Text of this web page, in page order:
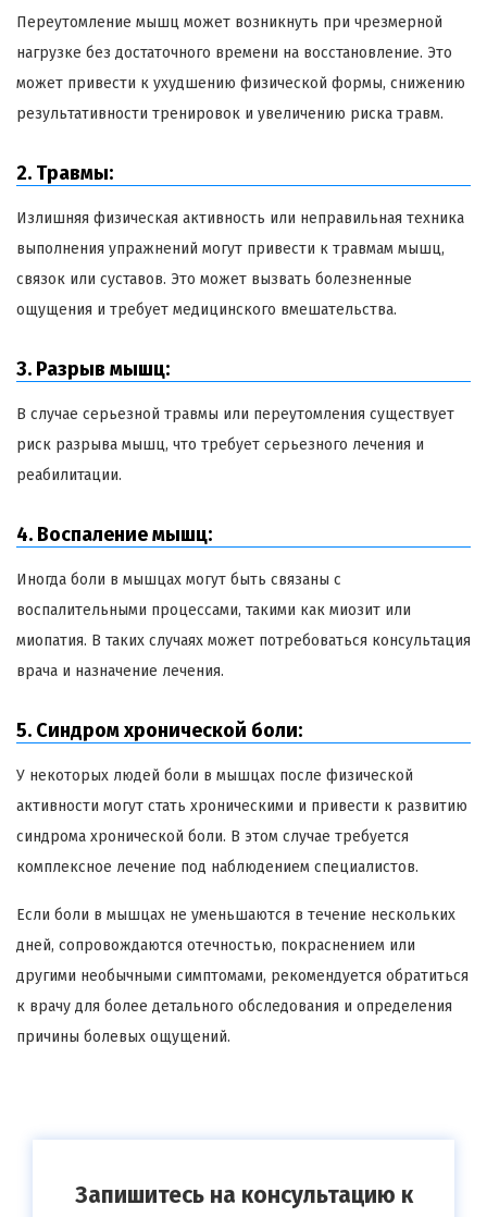
Переутомление мышц может возникнуть при чрезмерной
нагрузке без достаточного времени на восстановление. Это
может привести к ухудшению физической формы, снижению
результативности тренировок и увеличению риска травм.
2. Травмы:
Излишняя физическая активность или неправильная техника
выполнения упражнений могут привести к травмам мышц,
связок или суставов. Это может вызвать болезненные
ощущения и требует медицинского вмешательства.
3. Разрыв мышц:
В случае серьезной травмы или переутомления существует
риск разрыва мышц, что требует серьезного лечения и
реабилитации.
4. Воспаление мышц:
Иногда боли в мышцах могут быть связаны с
воспалительными процессами, такими как миозит или
миопатия. В таких случаях может потребоваться консультация
врача и назначение лечения.
5. Синдром хронической боли:
У некоторых людей боли в мышцах после физической
активности могут стать хроническими и привести к развитию
синдрома хронической боли. В этом случае требуется
комплексное лечение под наблюдением специалистов.
Если боли в мышцах не уменьшаются в течение нескольких
дней, сопровождаются отечностью, покраснением или
другими необычными симптомами, рекомендуется обратиться
к врачу для более детального обследования и определения
причины болевых ощущений.
Запишитесь на консультацию к